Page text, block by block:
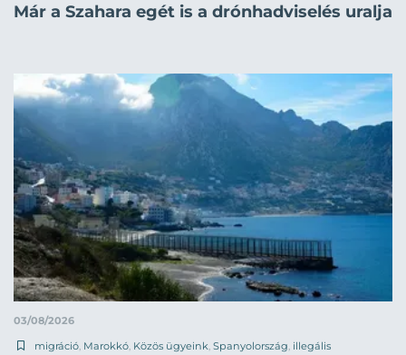
Már a Szahara egét is a drónhadviselés uralja
03/08/2026
migráció Marokkó Közös ügyeink Spanyolország illegális